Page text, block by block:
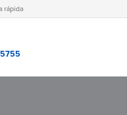
rápida